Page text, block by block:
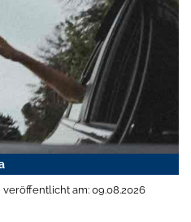
veröffentlicht am: 09.08.2026